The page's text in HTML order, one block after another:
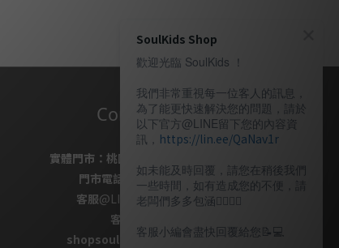
Contact Us
實體門市： 桃園市桃園區復興路69號
門市電話
03-337-1777
客服@LINE ：＠soulkids
客服信箱✉ /
shopsoulkids@gmail.com
SoulKids Shop
歡迎光臨 SoulKids ！
我們非常重視每一位客人的訊息，
為了能更快速解決您的問題，請於
以下官方@LINE留下您的內容資
訊， https://lin.ee/QaNav1r
如未能及時回覆，請您在稍後我們
一些時間，如有造成您的不便，請
老闆們多多包涵🙇🏽‍🙇‍♀️
客服小編會盡快回覆給您📝💻️